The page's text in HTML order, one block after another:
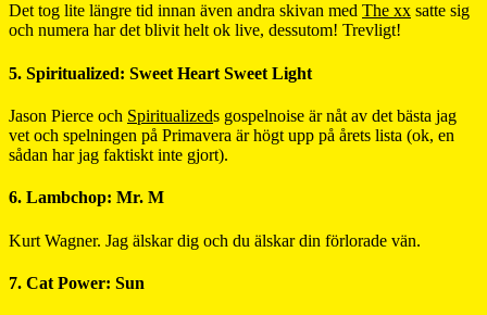
Det tog lite längre tid innan även andra skivan med The xx satte sig
och numera har det blivit helt ok live, dessutom! Trevligt!
5. Spiritualized: Sweet Heart Sweet Light
Jason Pierce och Spiritualizeds gospelnoise är nåt av det bästa jag
vet och spelningen på Primavera är högt upp på årets lista (ok, en
sådan har jag faktiskt inte gjort).
6. Lambchop: Mr. M
Kurt Wagner. Jag älskar dig och du älskar din förlorade vän.
7. Cat Power: Sun